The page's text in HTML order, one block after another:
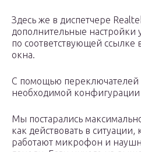
Здесь же в диспетчере
дополнительные настройки
по соответствующей ссылке
окна.
С помощью переключателей
необходимой конфигурации
Мы постарались
как действовать в
работают микрофон и